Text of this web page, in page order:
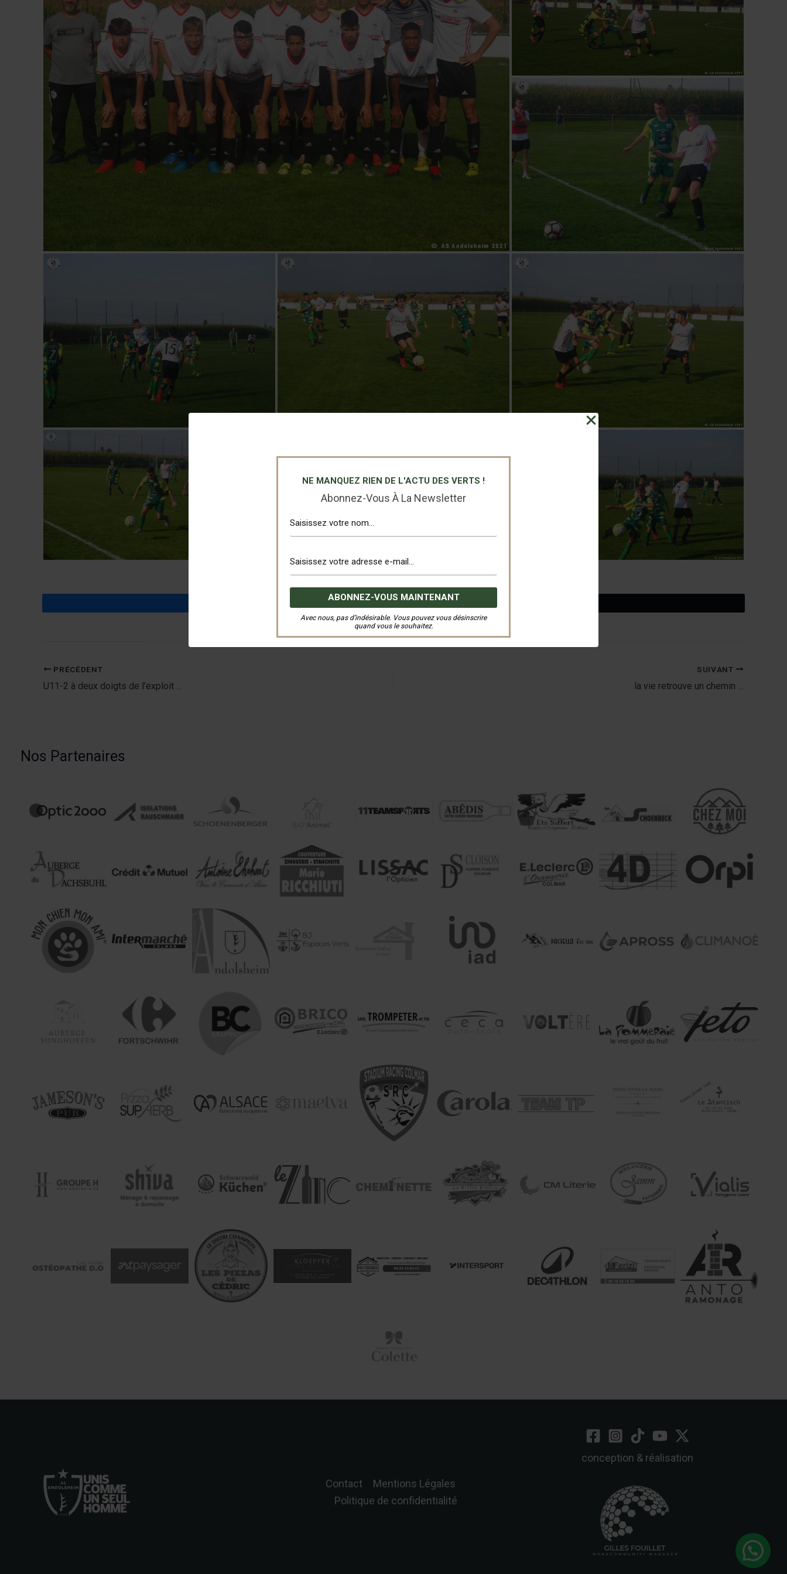
NE MANQUEZ RIEN DE L'ACTU DES VERTS !
Abonnez-Vous À La Newsletter
Avec nous, pas d’indésirable. Vous pouvez vous désinscrire
quand vous le souhaitez.
PRÉCÉDENT
U11-2 à deux doigts de l’exploit …
SUIVANT
la vie retrouve un chemin …
Nos Partenaires
Contact
Mentions Légales
Politique de confidentialité
conception & réalisation